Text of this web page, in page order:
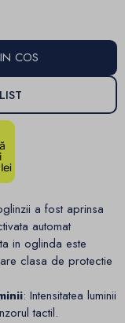
COS
a fost aprinsa
automat
in oglinda este
clasa de protectie
: Intensitatea luminii
tactil.